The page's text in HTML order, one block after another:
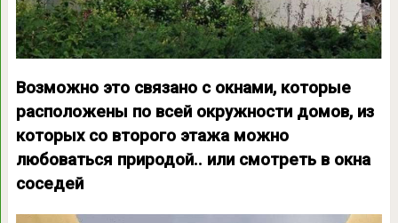
Возможно это связано с окнами, которые
расположены по всей окружности домов, из
которых со второго этажа можно
любоваться природой.. или смотреть в окна
соседей